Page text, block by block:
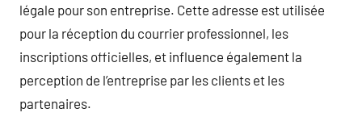
légale pour son entreprise. Cette adresse est utilisée
pour la réception du courrier professionnel, les
inscriptions officielles, et influence également la
perception de l’entreprise par les clients et les
partenaires.